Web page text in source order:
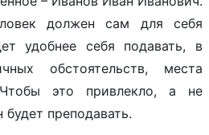
должен сам для себя
удобнее себя подавать, в
обстоятельств, места
это привлекло, а не
будет преподавать.